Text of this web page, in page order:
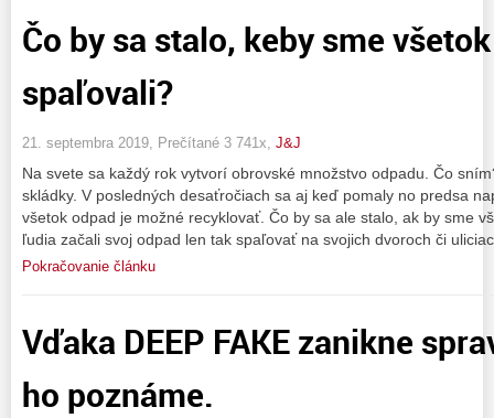
Čo by sa stalo, keby sme
spaľovali?
21. septembra 2019, Prečítané 3 741x, J&J
Na svete sa každý rok vytvorí obrovské množstvo odpadu. Čo
skládky. V posledných desaťročiach sa aj keď pomaly no predsa
všetok odpad je možné recyklovať. Čo by sa ale stalo, ak by sme
ľudia začali svoj odpad len tak spaľovať na svojich dvoroch či
Pokračovanie článku
Vďaka DEEP FAKE zanikne
ho poznáme.